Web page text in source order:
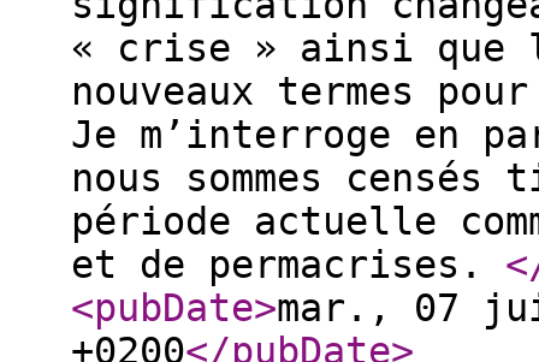
« crise » ainsi que
nouveaux termes
Je m’interroge en
nous sommes
période actuelle
et de permacrises.
<pubDate>mar., 07
+0200</pubDate>